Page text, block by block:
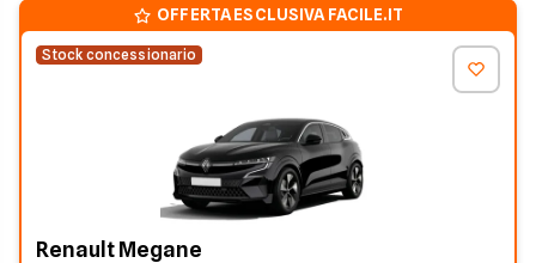
OFFERTA ESCLUSIVA FACILE.IT
Stock concessionario
Renault Megane